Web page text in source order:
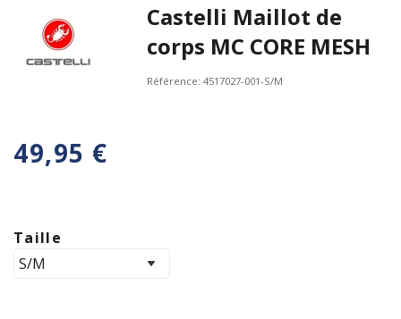
Castelli Maillot de
corps MC CORE MESH
Référence:4517027-001-S/M
49,95 €
Taille